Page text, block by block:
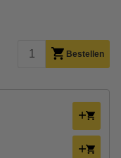
Bestellen